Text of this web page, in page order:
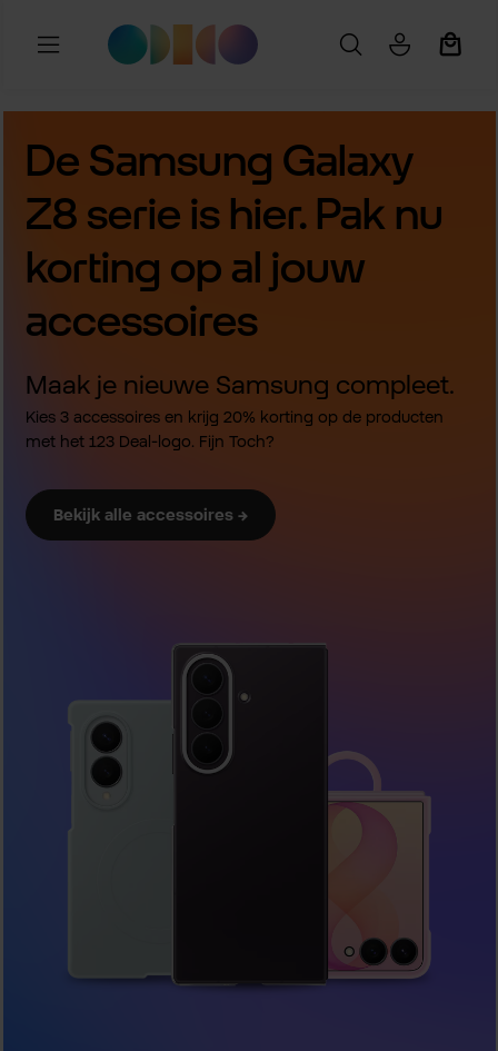
Ga naar de hoofdinhoud
De Samsung Galaxy
Z8 serie is hier. Pak nu
korting op al jouw
accessoires
Maak je nieuwe Samsung compleet.
Kies 3 accessoires en krijg 20% korting op de producten
met het 123 Deal-logo. Fijn Toch?
Bekijk alle accessoires →